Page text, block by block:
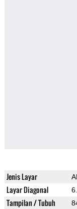
Jenis Layar
Layar Diagonal
Tampilan / Tubuh